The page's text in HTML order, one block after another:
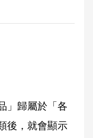
」歸屬於「各
後，就會顯示